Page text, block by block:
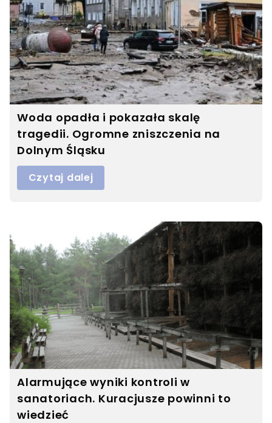
Woda opadła i pokazała skalę
tragedii. Ogromne zniszczenia na
Dolnym Śląsku
Czytaj dalej
Alarmujące wyniki kontroli w
sanatoriach. Kuracjusze powinni to
wiedzieć